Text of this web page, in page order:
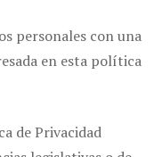
personales con una
en esta política
de Privacidad